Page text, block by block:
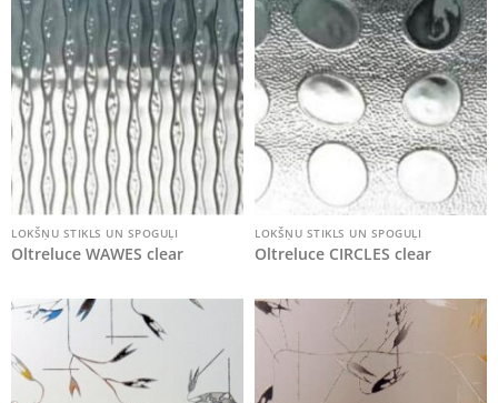
LOKŠŅU STIKLS UN SPOGUĻI
Oltreluce WAWES clear
LOKŠŅU STIKLS UN SPOGUĻI
Oltreluce CIRCLES clear